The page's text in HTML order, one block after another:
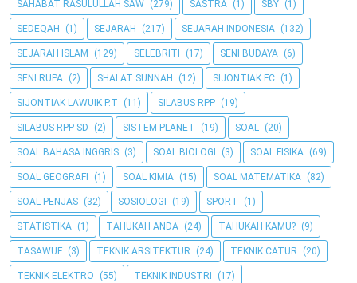
SAHABAT RASULULLAH SAW (279) SASTRA (1) SBY (1)
SEDEQAH (1) SEJARAH (217) SEJARAH INDONESIA (132)
SEJARAH ISLAM (129) SELEBRITI (17) SENI BUDAYA (6)
SENI RUPA (2) SHALAT SUNNAH (12) SIJONTIAK FC (1)
SIJONTIAK LAWUIK P.T (11) SILABUS RPP (19)
SILABUS RPP SD (2) SISTEM PLANET (19) SOAL (20)
SOAL BAHASA INGGRIS (3) SOAL BIOLOGI (3) SOAL FISIKA (69)
SOAL GEOGRAFI (1) SOAL KIMIA (15) SOAL MATEMATIKA (82)
SOAL PENJAS (32) SOSIOLOGI (19) SPORT (1)
STATISTIKA (1) TAHUKAH ANDA (24) TAHUKAH KAMU? (9)
TASAWUF (3) TEKNIK ARSITEKTUR (24) TEKNIK CATUR (20)
TEKNIK ELEKTRO (55) TEKNIK INDUSTRI (17)